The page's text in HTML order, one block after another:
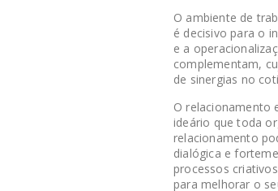
O ambiente de
é decisivo para o
e a
complementam,
de sinergias no
O relacionamento
ideário que toda
relacionamento
dialógica e
processos
para melhorar o